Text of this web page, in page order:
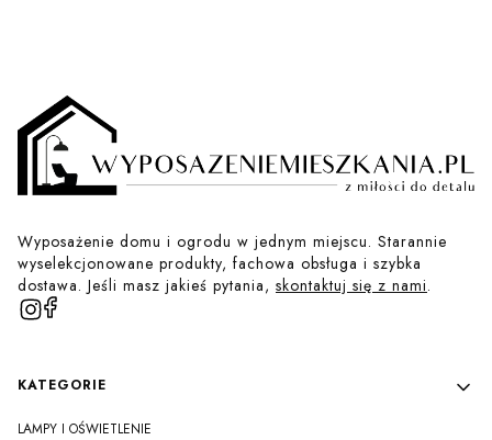
Wyposażenie domu i ogrodu w jednym miejscu. Starannie
wyselekcjonowane produkty, fachowa obsługa i szybka
dostawa. Jeśli masz jakieś pytania, skontaktuj się z nami.
Linki w stopce
KATEGORIE
LAMPY I OŚWIETLENIE